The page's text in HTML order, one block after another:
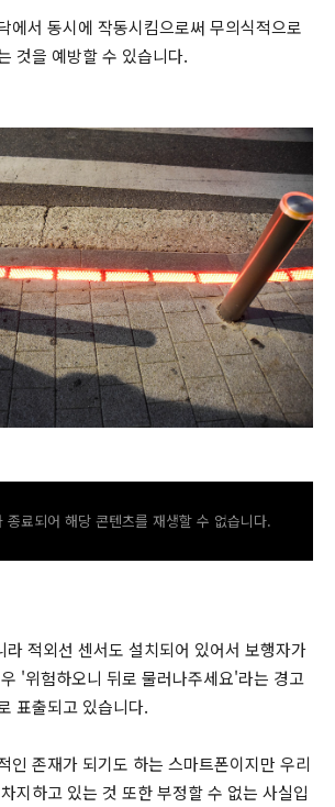
에서 동시에 작동시킴으로써 무의식적으로
것을 예방할 수 있습니다.
종료되어 해당 콘텐츠를 재생할 수 없습니다.
라 적외선 센서도 설치되어 있어서 보행자가
'위험하오니 뒤로 물러나주세요'라는 경고
표출되고 있습니다.
인 존재가 되기도 하는 스마트폰이지만 우리
지하고 있는 것 또한 부정할 수 없는 사실입